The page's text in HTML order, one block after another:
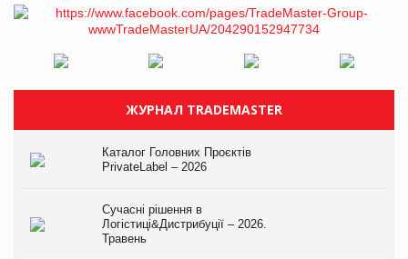
ЖУРНАЛ TRADEMASTER
Каталог Головних Проєктів
PrivateLabel – 2026
Сучасні рішення в
Логістиці&Дистрибуції – 2026.
Травень